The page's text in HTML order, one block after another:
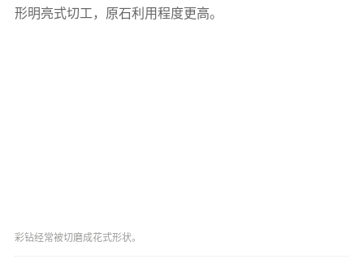
形明亮式切工，原石利用程度更高。
彩钻经常被切磨成花式形状。